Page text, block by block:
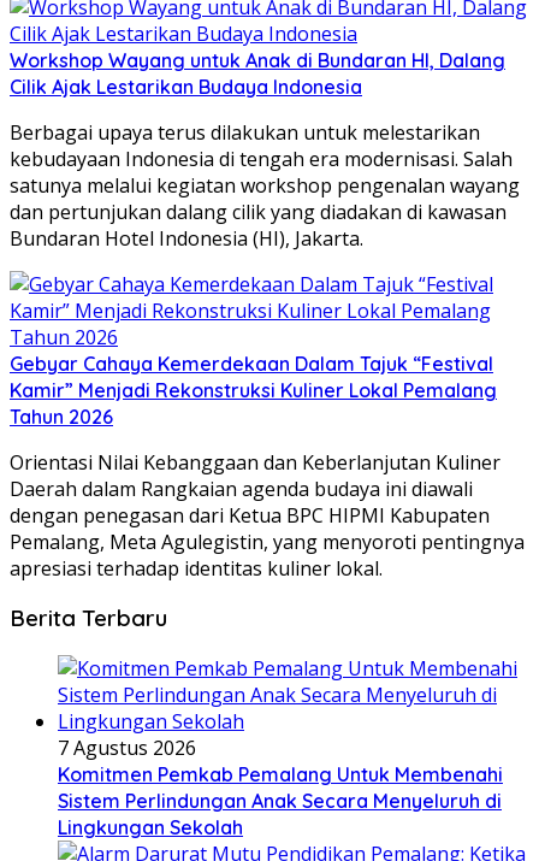
Workshop Wayang untuk Anak di Bundaran HI, Dalang
Cilik Ajak Lestarikan Budaya Indonesia
Berbagai upaya terus dilakukan untuk melestarikan
kebudayaan Indonesia di tengah era modernisasi. Salah
satunya melalui kegiatan workshop pengenalan wayang
dan pertunjukan dalang cilik yang diadakan di kawasan
Bundaran Hotel Indonesia (HI), Jakarta.
Gebyar Cahaya Kemerdekaan Dalam Tajuk “Festival
Kamir” Menjadi Rekonstruksi Kuliner Lokal Pemalang
Tahun 2026
Orientasi Nilai Kebanggaan dan Keberlanjutan Kuliner
Daerah dalam ​Rangkaian agenda budaya ini diawali
dengan penegasan dari Ketua BPC HIPMI Kabupaten
Pemalang, Meta Agulegistin, yang menyoroti pentingnya
apresiasi terhadap identitas kuliner lokal.
Berita Terbaru
7 Agustus 2026
Komitmen Pemkab Pemalang Untuk Membenahi
Sistem Perlindungan Anak Secara Menyeluruh di
Lingkungan Sekolah